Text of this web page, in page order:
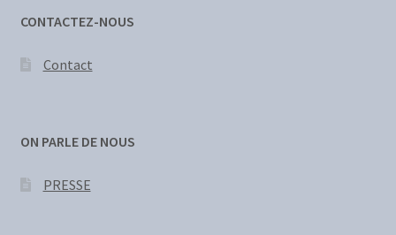
CONTACTEZ-NOUS
Contact
ON PARLE DE NOUS
PRESSE